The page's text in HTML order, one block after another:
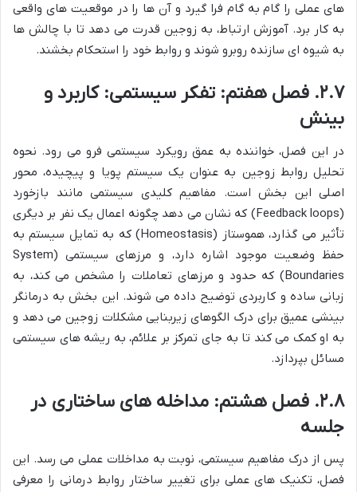
های عملی را گام به گام فرا گیرد و آن ها را در موقعیت های واقعی
به کار برد. آموزش ارتباط، به زوجین قدرت می دهد تا با چالش ها
به شیوه ای سازنده روبرو شوند و روابط خود را استحکام بخشند.
۲.۷. فصل هفتم: تفکر سیستمی: کاربرد و
بینش
در این فصل، خواننده به عمق رویکرد سیستمی فرو می رود. نحوه
تحلیل روابط زوجین به عنوان یک سیستم پویا و پیچیده، محور
اصلی این بخش است. مفاهیم کلیدی سیستمی مانند بازخورد
(Feedback loops) که نشان می دهد چگونه اعمال یک نفر بر دیگری
تأثیر می گذارد، هموستاز (Homeostasis) که به تمایل سیستم به
حفظ وضعیت موجود اشاره دارد، و مرزهای سیستمی (System
Boundaries) که حدود و مرزهای تعاملات را مشخص می کند، به
زبانی ساده و کاربردی توضیح داده می شوند. این بخش به درمانگر
بینشی عمیق برای درک الگوهای زیربنایی مشکلات زوجین می دهد و
به او کمک می کند تا به جای تمرکز بر علائم، به ریشه های سیستمی
مسائل بپردازد.
۲.۸. فصل هشتم: مداخله های ساختاری در
جلسه
پس از درک مفاهیم سیستمی، نوبت به مداخلات عملی می رسد. این
فصل، تکنیک های عملی برای تغییر ساختار روابط درمانی را معرفی